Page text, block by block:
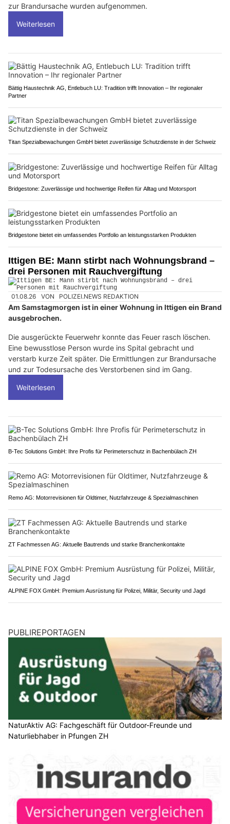
zur Brandursache wurden aufgenommen.
Weiterlesen
Bättig Haustechnik AG, Entlebuch LU: Tradition trifft Innovation – Ihr regionaler
Partner
Titan Spezialbewachungen GmbH bietet zuverlässige Schutzdienste in der Schweiz
Bridgestone: Zuverlässige und hochwertige Reifen für Alltag und Motorsport
Bridgestone bietet ein umfassendes Portfolio an leistungsstarken Produkten
Ittigen BE: Mann stirbt nach Wohnungsbrand –
drei Personen mit Rauchvergiftung
01.08.26 VON POLIZEI.NEWS REDAKTION
Am Samstagmorgen ist in einer Wohnung in Ittigen ein Brand
ausgebrochen.
Die ausgerückte Feuerwehr konnte das Feuer rasch löschen.
Eine bewusstlose Person wurde ins Spital gebracht und
verstarb kurze Zeit später. Die Ermittlungen zur Brandursache
und zur Todesursache des Verstorbenen sind im Gang.
Weiterlesen
B-Tec Solutions GmbH: Ihre Profis für Perimeterschutz in Bachenbülach ZH
Remo AG: Motorrevisionen für Oldtimer, Nutzfahrzeuge & Spezialmaschinen
ZT Fachmessen AG: Aktuelle Bautrends und starke Branchenkontakte
ALPINE FOX GmbH: Premium Ausrüstung für Polizei, Militär, Security und Jagd
PUBLIREPORTAGEN
NaturAktiv AG: Fachgeschäft für Outdoor-Freunde und
Naturliebhaber in Pfungen ZH